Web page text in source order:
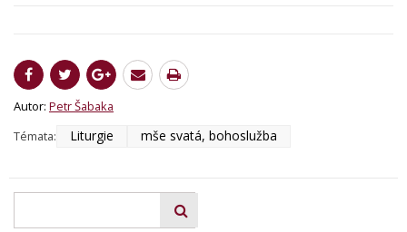
Autor: Petr Šabaka
Témata:
Liturgie mše svatá, bohoslužba